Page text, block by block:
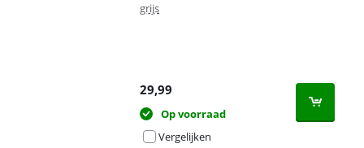
grijs
29,99
Op voorraad
Vergelijken